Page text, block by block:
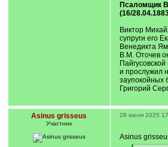
Псаломщик
(16/
Виктор
супруги его
Венедикта
В.М. Оточев
и прослужил
заупокойных
Григорий
Asinus grisseus
Участник
28 июля 2025
Asinus